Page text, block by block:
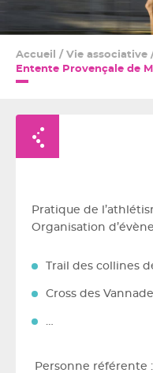
Accueil / Vie associative
Entente Provençale de
Pratique de
Organisation
Trail des collines
Cross des
…
Personne référente